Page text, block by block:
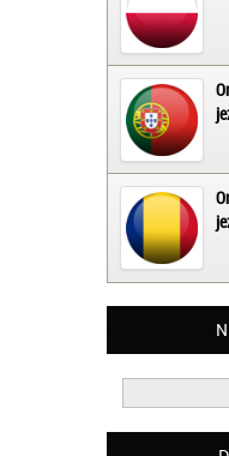
Matjaž iz
Lahko
Oxford, ker
prevajalske